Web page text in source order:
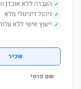
✓ העברה ללא אובדן
✓ ניהול דיגיטלי מלא
✓ ייעוץ אישי ללא
שכיר
שם פרטי